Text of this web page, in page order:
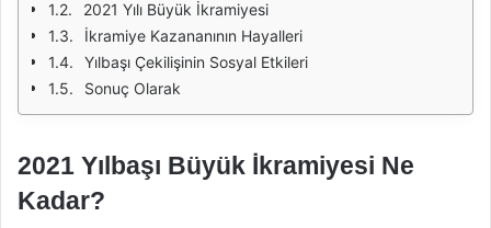
2021 Yılı Büyük İkramiyesi
İkramiye Kazananının Hayalleri
Yılbaşı Çekilişinin Sosyal Etkileri
Sonuç Olarak
2021 Yılbaşı Büyük İkramiyesi Ne
Kadar?